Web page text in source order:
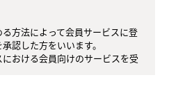
る方法によって会員サービスに登
認した方をいいます。
における会員向けのサービスを受